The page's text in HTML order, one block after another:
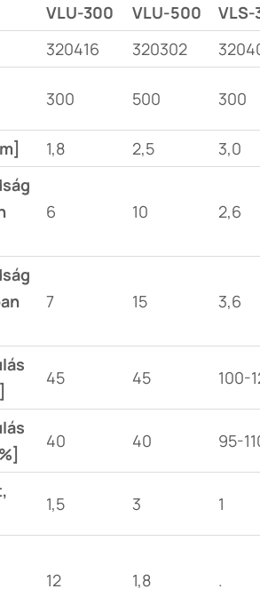
VLU-300 VLU-500
320416 320302
300 500 300
1,8 2,5
3,0
6 10 2,6
7 15 3,6
45 45 100-
40 40 95-
1,5 3 1
12 1,8 .